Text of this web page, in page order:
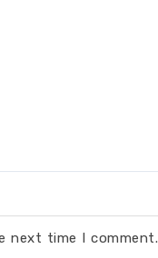
next time I comment.